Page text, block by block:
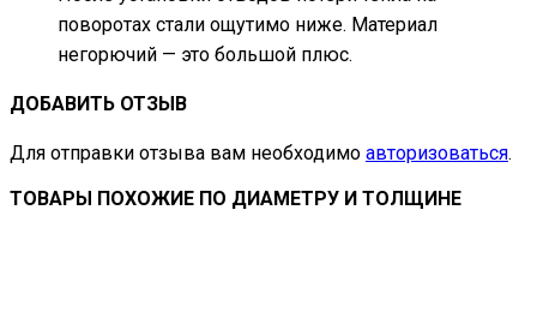
поворотах стали ощутимо ниже. Материал
негорючий — это большой плюс.
ДОБАВИТЬ ОТЗЫВ
Для отправки отзыва вам необходимо авторизоваться.
ТОВАРЫ ПОХОЖИЕ ПО ДИАМЕТРУ И ТОЛЩИНЕ